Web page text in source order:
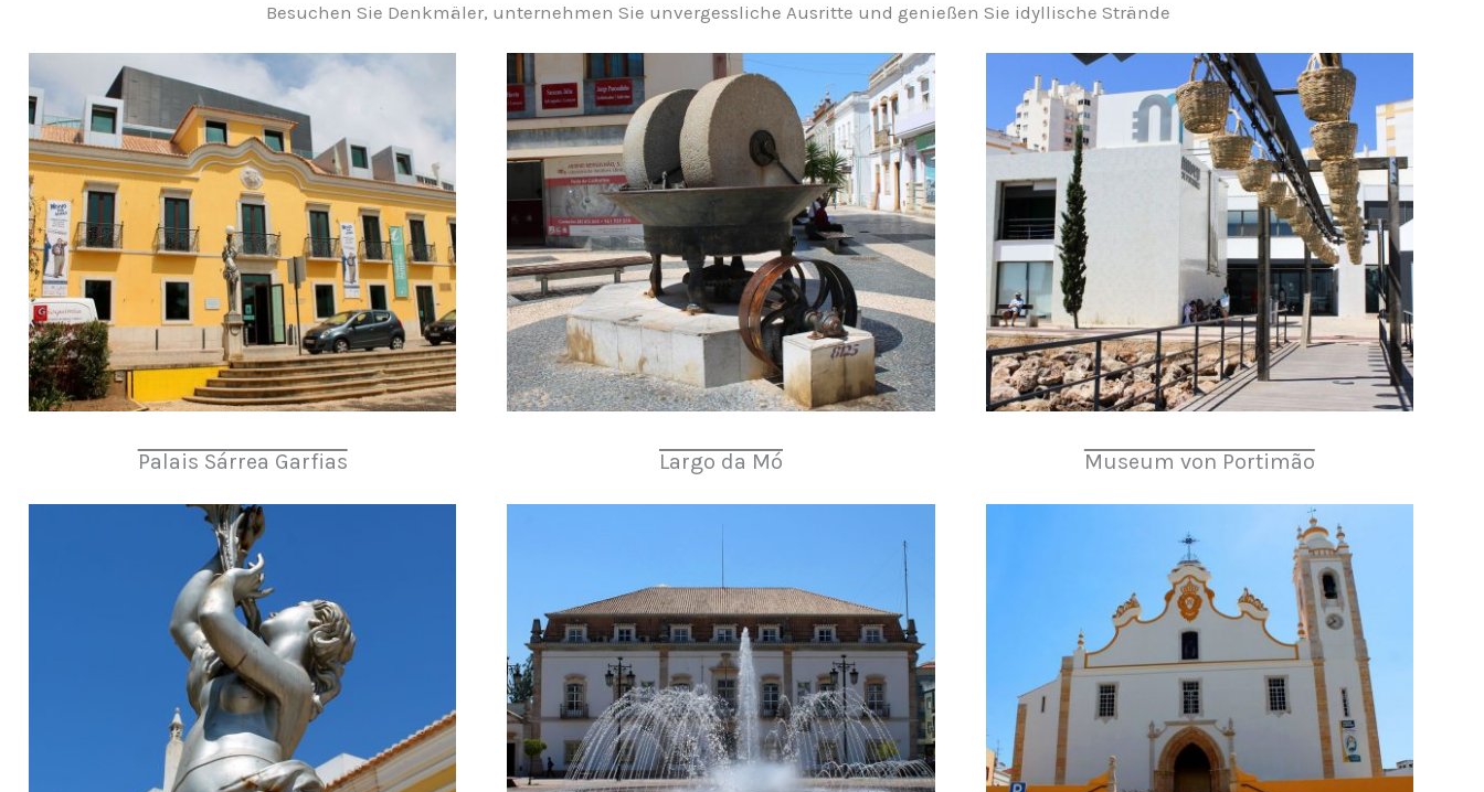
Besuchen Sie Denkmäler, unternehmen Sie unvergessliche Ausritte und genießen Sie idyllische Strände
Palais Sárrea Garfias Largo da Mó Museum von Portimão